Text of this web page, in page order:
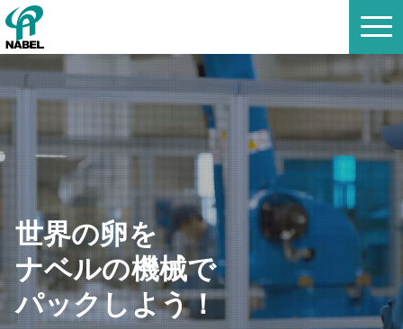
世界の卵を
ナベルの機械で
パックしよう！